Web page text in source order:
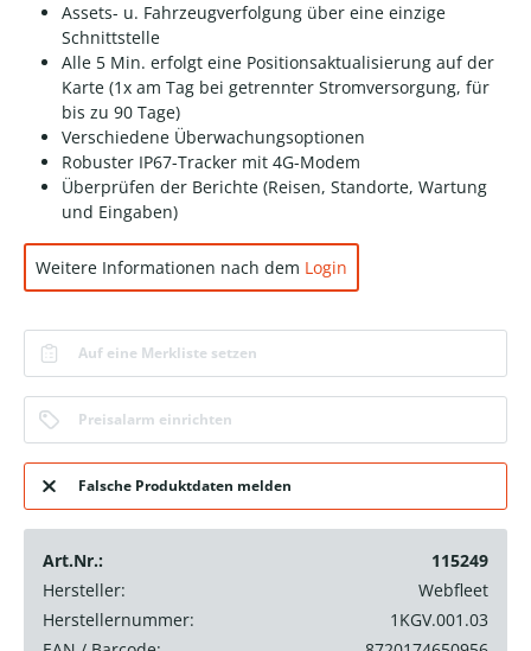
Assets- u. Fahrzeugverfolgung über eine einzige
Schnittstelle
Alle 5 Min. erfolgt eine Positionsaktualisierung auf der
Karte (1x am Tag bei getrennter Stromversorgung, für
bis zu 90 Tage)
Verschiedene Überwachungsoptionen
Robuster IP67-Tracker mit 4G-Modem
Überprüfen der Berichte (Reisen, Standorte, Wartung
und Eingaben)
Weitere Informationen nach dem Login
Auf eine Merkliste setzen
Preisalarm einrichten
Falsche Produktdaten melden
Art.Nr.:
115249
Hersteller:
Webfleet
Herstellernummer:
1KGV.001.03